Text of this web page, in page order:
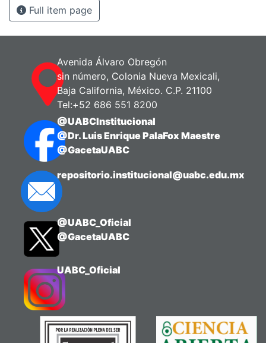
Full item page
Avenida Álvaro Obregón
sin número, Colonia Nueva Mexicali,
Baja California, México. C.P. 21100
Tel:+52 686 551 8200
@UABCInstitucional
@Dr. Luis Enrique PalaFox Maestre
@GacetaUABC
repositorio.institucional@uabc.edu.mx
@UABC_Oficial
@GacetaUABC
UABC_Oficial